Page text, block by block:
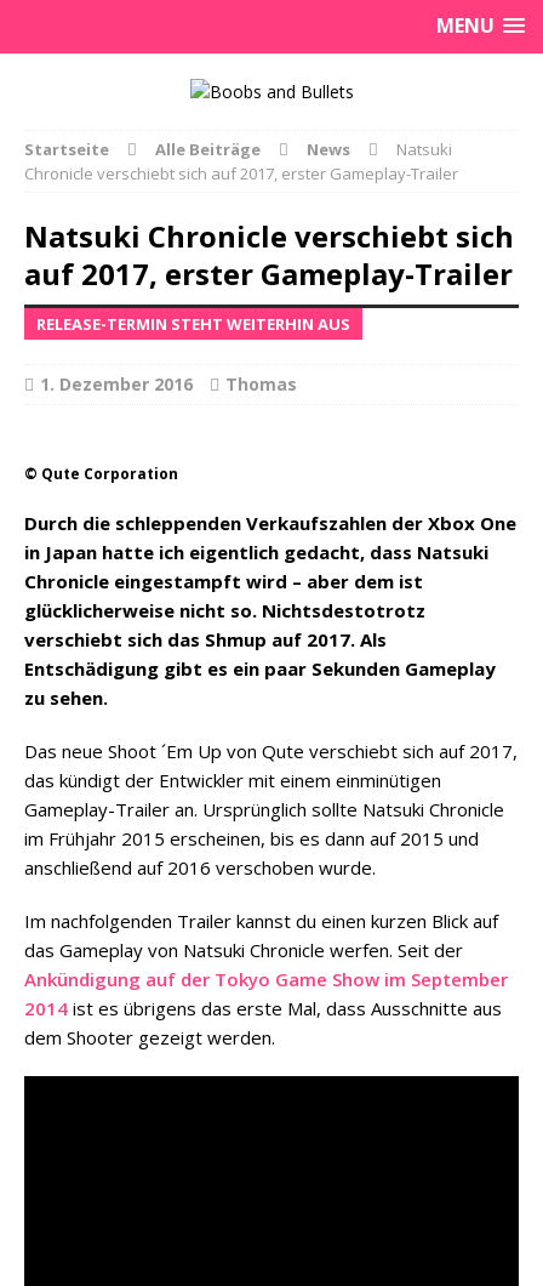
MENU
Startseite Alle Beiträge News
Natsuki
Chronicle verschiebt sich auf 2017, erster Gameplay-Trailer
Natsuki Chronicle verschiebt sich
auf 2017, erster Gameplay-Trailer
RELEASE-TERMIN STEHT WEITERHIN AUS
1. Dezember 2016 Thomas
© Qute Corporation
Durch die schleppenden Verkaufszahlen der Xbox One
in Japan hatte ich eigentlich gedacht, dass Natsuki
Chronicle eingestampft wird – aber dem ist
glücklicherweise nicht so. Nichtsdestotrotz
verschiebt sich das Shmup auf 2017. Als
Entschädigung gibt es ein paar Sekunden Gameplay
zu sehen.
Das neue Shoot ´Em Up von Qute verschiebt sich auf 2017,
das kündigt der Entwickler mit einem einminütigen
Gameplay-Trailer an. Ursprünglich sollte Natsuki Chronicle
im Frühjahr 2015 erscheinen, bis es dann auf 2015 und
anschließend auf 2016 verschoben wurde.
Im nachfolgenden Trailer kannst du einen kurzen Blick auf
das Gameplay von Natsuki Chronicle werfen. Seit der
Ankündigung auf der Tokyo Game Show im September
2014 ist es übrigens das erste Mal, dass Ausschnitte aus
dem Shooter gezeigt werden.